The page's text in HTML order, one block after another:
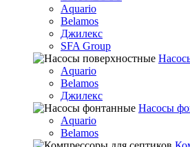
Aquario
Belamos
Джилекс
SFA Group
Aquario
Belamos
Джилекс
Насосы
Aquario
Belamos